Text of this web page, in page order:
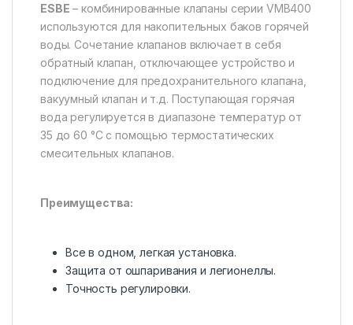
ESBE – комбинированные клапаны серии VMB400
используются для накопительных баков горячей
воды. Сочетание клапанов включает в себя
обратный клапан, отключающее устройство и
подключение для предохранительного клапана,
вакуумный клапан и т.д. Поступающая горячая
вода регулируется в диапазоне температур от
35 до 60 °C с помощью термостатических
смесительных клапанов.
Преимущества:
Все в одном, легкая установка.
Защита от ошпаривания и легионеллы.
Точность регулировки.